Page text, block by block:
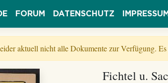
FORUM DATENSCHUTZ IMPRESSUM
aktuell nicht alle Dokumente zur Verfügung.
Fichtel u.